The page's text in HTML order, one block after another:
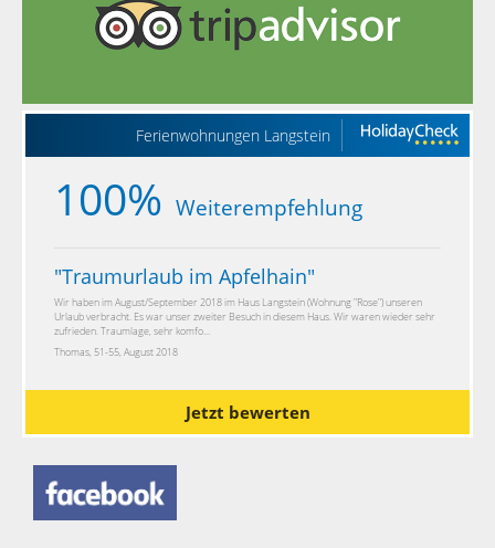
Ferienwohnungen Langstein
100% Weiterempfehlung
"Traumurlaub im Apfelhain"
Wir haben im August/September 2018 im Haus Langstein (Wohnung "Rose") unseren
Urlaub verbracht. Es war unser zweiter Besuch in diesem Haus. Wir waren wieder sehr
zufrieden. Traumlage, sehr komfo...
Thomas, 51-55, August 2018
Jetzt bewerten